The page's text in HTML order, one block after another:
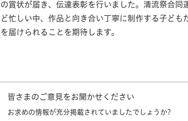
賞状が届き、伝達表彰を行いました。清流祭合同
忙しい中、作品と向き合い丁寧に制作する子ども
届けられることを期待します。
皆さまのご意見をお聞かせください
お求めの情報が充分掲載されていましたでしょうか?